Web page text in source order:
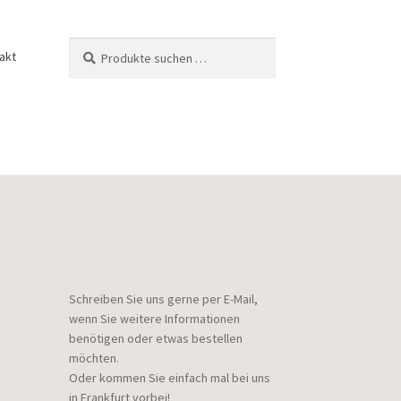
nach:
Schreiben Sie uns gerne per E-Mail,
wenn Sie weitere Informationen
benötigen oder etwas bestellen
möchten.
Oder kommen Sie einfach mal bei uns
in Frankfurt vorbei!